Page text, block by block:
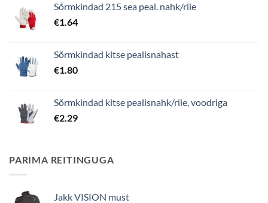
Sõrmkindad 215 sea peal. nahk/riie
€1.64
Sõrmkindad kitse pealisnahast
€1.80
Sõrmkindad kitse pealisnahk/riie, voodriga
€2.29
PARIMA REITINGUGA
Jakk VISION must